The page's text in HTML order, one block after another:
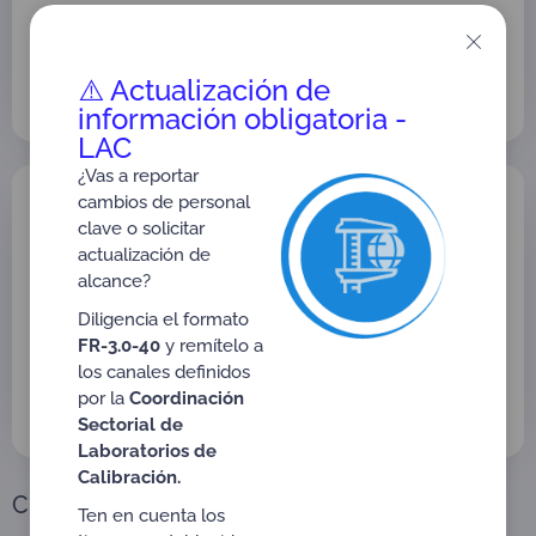
Acta No. 01 de 2025
CONFORMACIÓN GRUPO TÉCNICO
ASESOR PARA EL ESQUEMA DE
ORGANISMOS DE VALIDACIÓN Y
VERIFICACIÓN (OVV)
Versión: 02
Tipo:Actas GTA
Dirigido a:GTA Grupos Técnicos Asesores
Cronograma de Actividades
⚠️ Actualización de
información obligatoria -
LAC
¿Vas a reportar
cambios de personal
clave o solicitar
actualización de
alcance?
Diligencia el formato
FR-3.0-40y remítelo a
los canales definidos
por la Coordinación
Sectorial de
Laboratorios de
Calibración.
Ten en cuenta los